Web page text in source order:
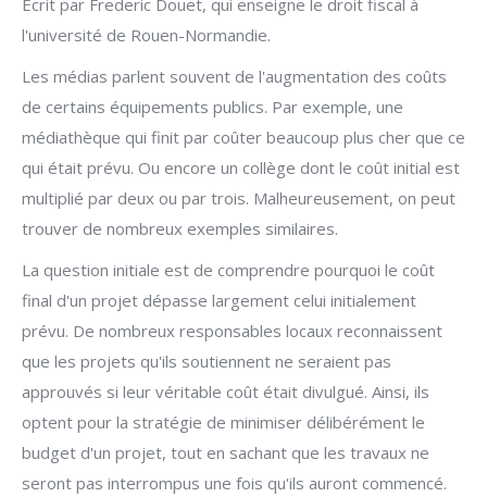
Écrit par Frederic Douet, qui enseigne le droit fiscal à
l'université de Rouen-Normandie.
Les médias parlent souvent de l'augmentation des coûts
de certains équipements publics. Par exemple, une
médiathèque qui finit par coûter beaucoup plus cher que ce
qui était prévu. Ou encore un collège dont le coût initial est
multiplié par deux ou par trois. Malheureusement, on peut
trouver de nombreux exemples similaires.
La question initiale est de comprendre pourquoi le coût
final d'un projet dépasse largement celui initialement
prévu. De nombreux responsables locaux reconnaissent
que les projets qu'ils soutiennent ne seraient pas
approuvés si leur véritable coût était divulgué. Ainsi, ils
optent pour la stratégie de minimiser délibérément le
budget d'un projet, tout en sachant que les travaux ne
seront pas interrompus une fois qu'ils auront commencé.